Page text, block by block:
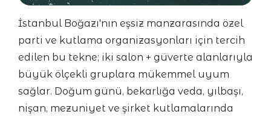
İstanbul Boğazı'nın eşsiz manzarasında özel
parti ve kutlama organizasyonları için tercih
edilen bu tekne; iki salon + güverte alanlarıyla
büyük ölçekli gruplara mükemmel uyum
sağlar. Doğum günü, bekarlığa veda, yılbaşı,
nişan, mezuniyet ve şirket kutlamalarında